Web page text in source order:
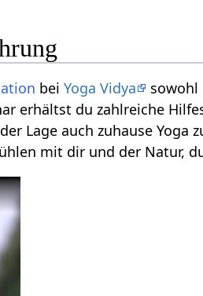
beiYoga Vidya
sowohl
erhältst du zahlreiche
Lage auch zuhause Yoga
mit dir und der Natur,